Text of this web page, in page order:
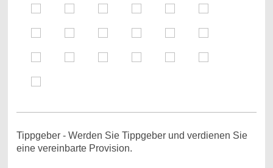
Tippgeber - Werden Sie Tippgeber und verdienen Sie
eine vereinbarte Provision.